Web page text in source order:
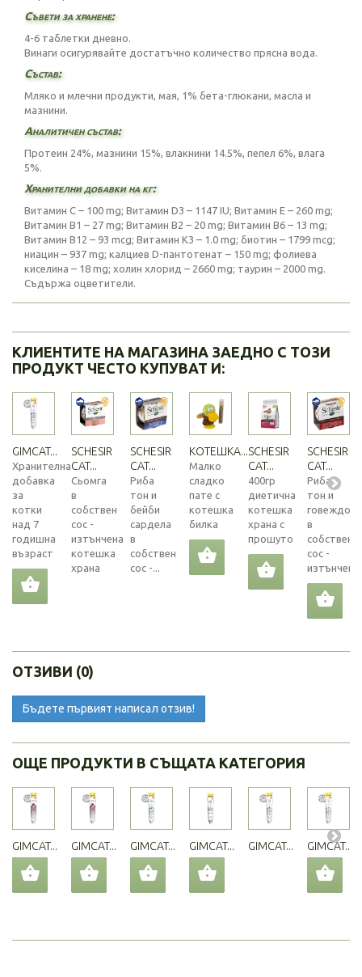
Съвети за хранене:
4-6 таблетки дневно.
Винаги осигурявайте достатъчно количество прясна вода.
Състав:
Мляко и млечни продукти, мая, 1% бета-глюкани, масла и
мазнини.
Аналитичен състав:
Протеин 24%, мазнини 15%, влакнини 14.5%, пепел 6%, влага
5%.
Хранителни добавки на кг:
Витамин C – 100 mg; Витамин D3 – 1147 IU; Витамин E – 260 mg;
Витамин B1 – 27 mg; Витамин B2 – 20 mg; Витамин B6 – 13 mg;
Витамин B12 – 93 mcg; Витамин K3 – 1.0 mg; биотин – 1799 mcg;
ниацин – 937 mg; калциев D-пантотенат – 150 mg; фолиева
киселина – 18 mg; холин хлорид – 2660 mg; таурин – 2000 mg.
Съдържа оцветители.
КЛИЕНТИТЕ НА МАГАЗИНА ЗАЕДНО С ТОЗИ
ПРОДУКТ ЧЕСТО КУПУВАТ И:
GIMCAT...
Хранителна
добавка
за
котки
над 7
годишна
възраст
SCHESIR
CAT...
Сьомга
в
собствен
сос -
изтънчена
котешка
храна
SCHESIR
CAT...
Риба
тон и
бейби
сардела
в
собствен
сос -...
КОТЕШКА...
Малко
сладко
пате с
котешка
билка
SCHESIR
CAT...
400гр
диетична
котешка
храна с
прошуто
SCHESIR
CAT...
Риба
тон и
говеждо
в
собствен
сос -
ОТЗИВИ (0)
Бъдете първият написал отзив!
ОЩЕ ПРОДУКТИ В СЪЩАТА КАТЕГОРИЯ
GIMCAT... GIMCAT... GIMCAT... GIMCAT... GIMCAT... GIMCAT...